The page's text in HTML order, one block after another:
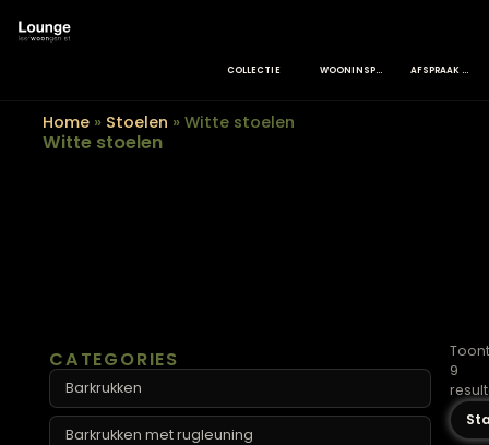
Home»Stoelen »Witte stoelen
Witte stoelen
CATEGORIES
Barkrukken